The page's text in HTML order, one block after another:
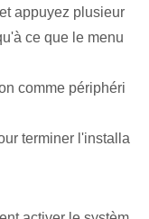
appuyez plusieur
ce que le menu
comme périphéri
terminer l'installa